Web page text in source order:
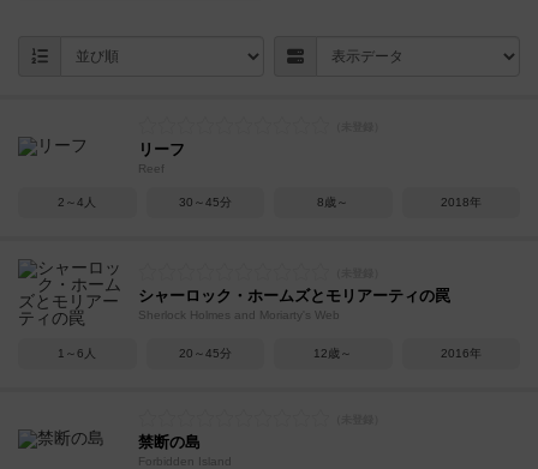
リーフ
Reef
2～4人 30～45分 8歳～ 2018年
シャーロック・ホームズとモリアーティの罠
Sherlock Holmes and Moriarty's Web
1～6人 20～45分 12歳～ 2016年
禁断の島
Forbidden Island